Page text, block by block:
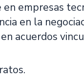
empresas
en la
acuerdos